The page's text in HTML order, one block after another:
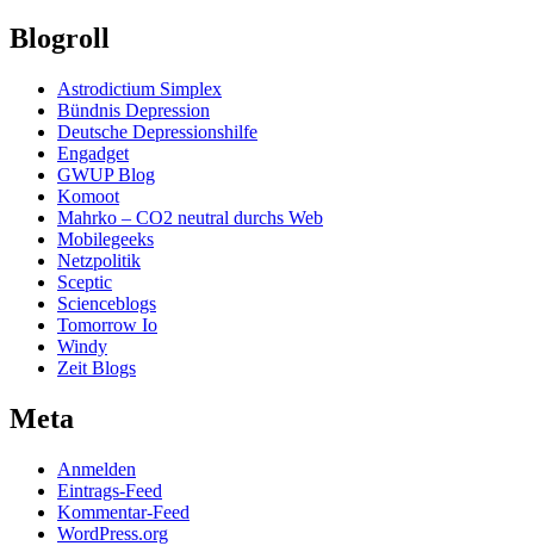
Blogroll
Astrodictium Simplex
Bündnis Depression
Deutsche Depressionshilfe
Engadget
GWUP Blog
Komoot
Mahrko – CO2 neutral durchs Web
Mobilegeeks
Netzpolitik
Sceptic
Scienceblogs
Tomorrow Io
Windy
Zeit Blogs
Meta
Anmelden
Eintrags-Feed
Kommentar-Feed
WordPress.org